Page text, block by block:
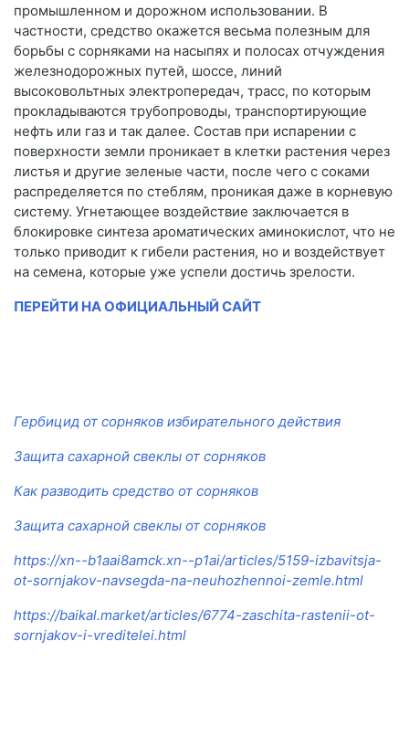
промышленном и дорожном использовании. В
частности, средство окажется весьма полезным для
борьбы с сорняками на насыпях и полосах отчуждения
железнодорожных путей, шоссе, линий
высоковольтных электропередач, трасс, по которым
прокладываются трубопроводы, транспортирующие
нефть или газ и так далее. Состав при испарении с
поверхности земли проникает в клетки растения через
листья и другие зеленые части, после чего с соками
распределяется по стеблям, проникая даже в корневую
систему. Угнетающее воздействие заключается в
блокировке синтеза ароматических аминокислот, что не
только приводит к гибели растения, но и воздействует
на семена, которые уже успели достичь зрелости.
ПЕРЕЙТИ НА ОФИЦИАЛЬНЫЙ САЙТ
Гербицид от сорняков избирательного действия
Защита сахарной свеклы от сорняков
Как разводить средство от сорняков
Защита сахарной свеклы от сорняков
https://xn--b1aai8amck.xn--p1ai/articles/5159-izbavitsja-
ot-sornjakov-navsegda-na-neuhozhennoi-zemle.html
https://baikal.market/articles/6774-zaschita-rastenii-ot-
sornjakov-i-vreditelei.html